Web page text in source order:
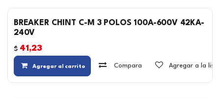
BREAKER CHINT C-M 3 POLOS 100A-600V 42KA-
240V
$ 41,23
Agregar al carrito Compara Agregar a la